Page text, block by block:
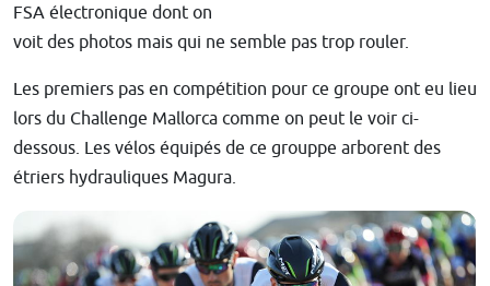
FSA électronique dont on
voit des photos mais qui ne semble pas trop rouler.
Les premiers pas en compétition pour ce groupe ont eu lieu
lors du Challenge Mallorca comme on peut le voir ci-
dessous. Les vélos équipés de ce grouppe arborent des
étriers hydrauliques Magura.